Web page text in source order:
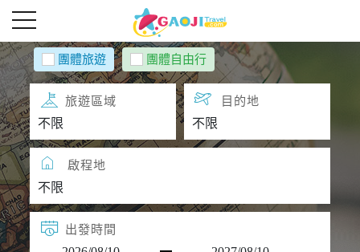
團體旅遊 團體自由行
旅遊區域 目的地
啟程地
出發時間